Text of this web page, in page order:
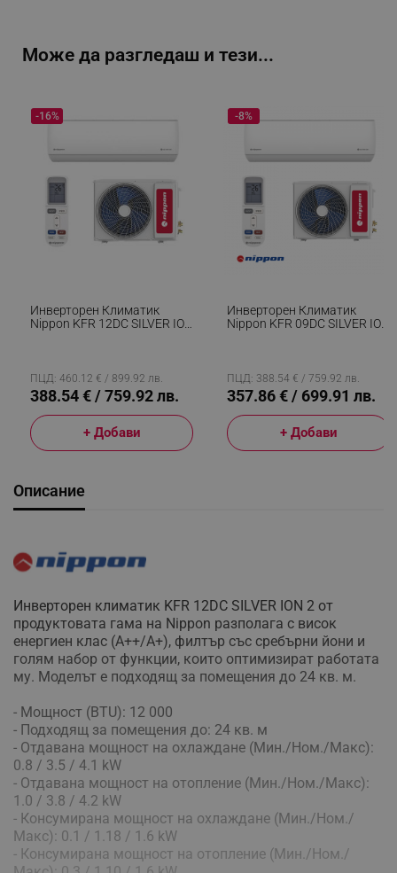
Може да разгледаш и тези...
Инверторен Климатик
Nippon KFR 12DC SILVER ION
Със Сребърни Йони,
Специално Неръждаемо
Покритие, Бял
-16%
ПЦД: 460.12 € / 899.92 лв.
388.54 € / 759.92 лв.
+ Добави
Инверторен Климатик
Nippon KFR 09DC SILVER ION
-8%
ПЦД: 388.54 € / 759.92 лв.
357.86 € / 699.91 лв.
+ Добави
Описание
Инверторен климатик KFR 12DC SILVER ION 2 от
продуктовата гама на Nippon разполага с висок
енергиен клас (A++/A+), филтър със сребърни йони и
голям набор от функции, които оптимизират работата
му. Моделът е подходящ за помещения до 24 кв. м.
- Мощност (BTU): 12 000
- Подходящ за помещения до: 24 кв. м
- Отдавана мощност на охлаждане (Мин./Ном./Макс):
0.8 / 3.5 / 4.1 kW
- Отдавана мощност на отопление (Мин./Ном./Макс):
1.0 / 3.8 / 4.2 kW
- Консумирана мощност на охлаждане (Мин./Ном./
Макс): 0.1 / 1.18 / 1.6 kW
- Консумирана мощност на отопление (Мин./Ном./